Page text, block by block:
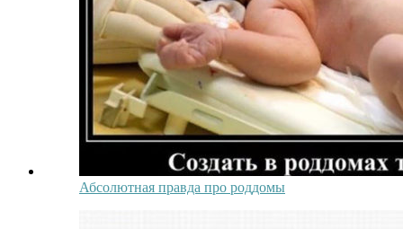
Абсолютная правда про роддомы